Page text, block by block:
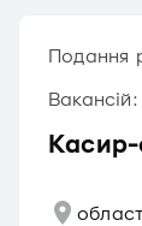
Касир-
Подання